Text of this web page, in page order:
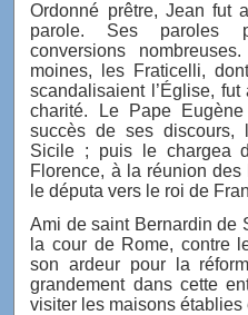
Ordonné prêtre, Jean fut
parole. Ses paroles
conversions
moines, les Fraticelli,
scandalisaient l’Église,
charité. Le Pape
succès de ses discours,
Sicile ; puis le chargea
Florence, à la réunion des
le députa vers le roi de
Ami de saint Bernardin de
la cour de Rome, contre
son ardeur pour la
grandement dans cette
visiter les maisons établies